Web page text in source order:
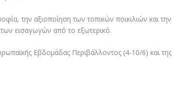
την αξιοποίηση των τοπικών ποικιλιών και την
εισαγωγών από το εξωτερικό.
Εβδομάδας Περιβάλλοντος (4-10/6) και της